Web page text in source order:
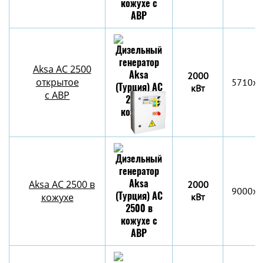
Aksa AC 2500
открытое
с АВР
2000
кВт
Aksa AC 2500 в
кожухе
2000
кВт